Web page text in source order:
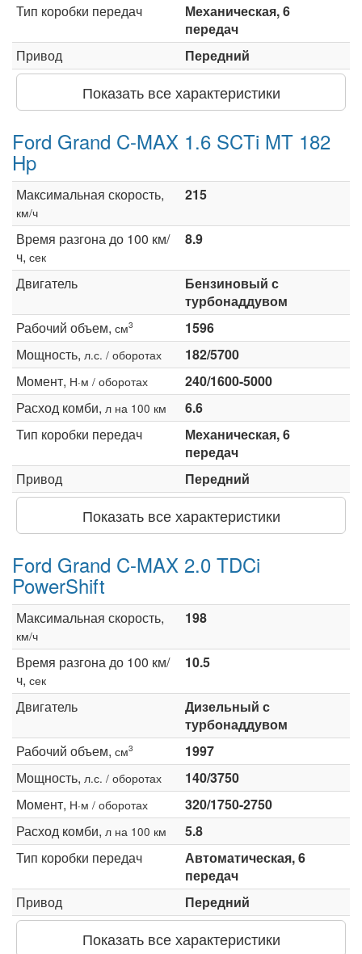
Тип коробки передач
Механическая, 6
передач
Привод
Передний
Показать все характеристики
Ford Grand C-MAX 1.6 SCTi MT 182
Hp
Максимальная скорость,
км/ч
215
Время разгона до 100 км/
ч, сек
8.9
Двигатель
Бензиновый с
турбонаддувом
Рабочий объем, см3
1596
Мощность, л.с. / оборотах
182/5700
Момент, Н·м / оборотах
240/1600-5000
Расход комби, л на 100 км
6.6
Тип коробки передач
Механическая, 6
передач
Привод
Передний
Показать все характеристики
Ford Grand C-MAX 2.0 TDCi
PowerShift
Максимальная скорость,
км/ч
198
Время разгона до 100 км/
ч, сек
10.5
Двигатель
Дизельный с
турбонаддувом
Рабочий объем, см3
1997
Мощность, л.с. / оборотах
140/3750
Момент, Н·м / оборотах
320/1750-2750
Расход комби, л на 100 км
5.8
Тип коробки передач
Автоматическая, 6
передач
Привод
Передний
Показать все характеристики